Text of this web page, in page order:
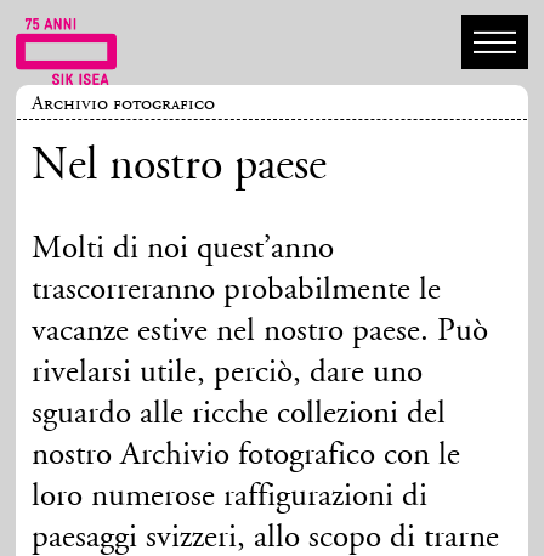
Archivio fotografico
Nel nostro paese
Molti di noi quest’anno
trascorreranno probabilmente le
vacanze estive nel nostro paese. Può
rivelarsi utile, perciò, dare uno
sguardo alle ricche collezioni del
nostro Archivio fotografico con le
loro numerose raffigurazioni di
paesaggi svizzeri, allo scopo di trarne